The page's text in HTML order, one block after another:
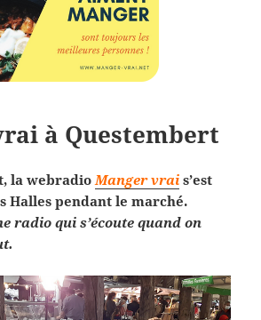
à Questembert
la webradio Manger vrai s’est
Halles pendant le marché.
radio qui s’écoute quand on